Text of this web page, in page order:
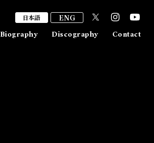
Biography Discography Contact
日本語 ENG